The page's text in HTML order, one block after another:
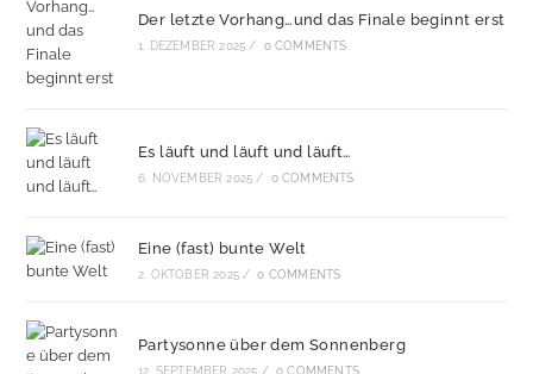
Der letzte Vorhang…und das Finale beginnt erst
1. DEZEMBER 2025 / 0 COMMENTS
Es läuft und läuft und läuft…
6. NOVEMBER 2025 / 0 COMMENTS
Eine (fast) bunte Welt
2. OKTOBER 2025 / 0 COMMENTS
Partysonne über dem Sonnenberg
12. SEPTEMBER 2025 / 0 COMMENTS